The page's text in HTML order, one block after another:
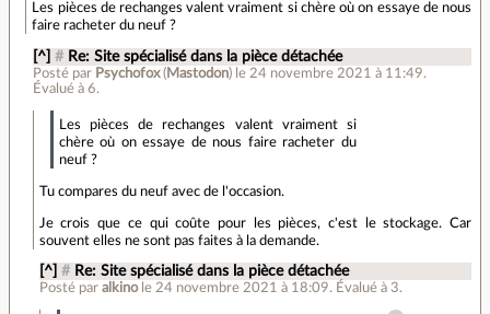
Les pièces de rechanges valent vraiment si chère où on essaye de nous
faire racheter du neuf ?
[^] # Re: Site spécialisé dans la pièce détachée
Posté par Psychofox(Mastodon) le 24 novembre 2021 à 11:49.
Évalué à 6.
Les pièces de rechanges valent vraiment si
chère où on essaye de nous faire racheter du
neuf ?
Tu compares du neuf avec de l'occasion.
Je crois que ce qui coûte pour les pièces, c'est le stockage. Car
souvent elles ne sont pas faites à la demande.
[^] # Re: Site spécialisé dans la pièce détachée
Posté paralkino le 24 novembre 2021 à 18:09. Évalué à 3.